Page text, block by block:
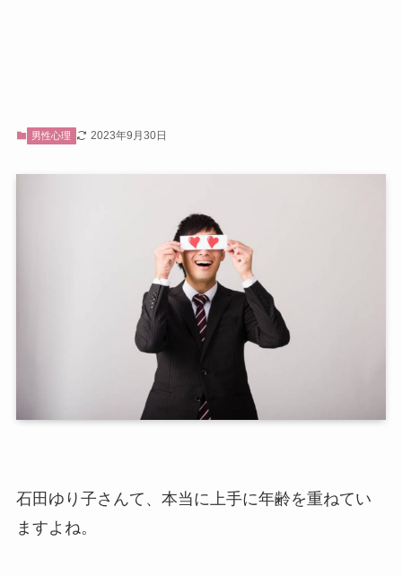
男性心理 2023年9月30日
石田ゆり子さんて、本当に上手に年齢を重ねてい
ますよね。